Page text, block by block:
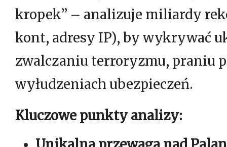
kropek” – analizuje miliardy
kont, adresy IP), by wykrywać
zwalczaniu terroryzmu, praniu
wyłudzeniach ubezpieczeń.
Kluczowe punkty analizy: